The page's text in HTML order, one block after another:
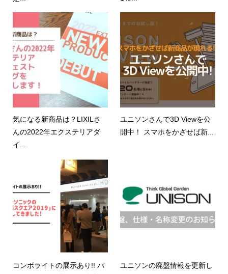
気になる新商品は？LIXILさ
んの2022年エクステリアダ
イ...
ユニソンさんで3D Viewを公
開中！ スマホをかざせば新...
コンボライトの展示あり!! パ
ユニソンの廃盤情報を更新し